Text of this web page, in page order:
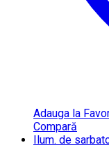
Adauga la
Compară
Ilum. de